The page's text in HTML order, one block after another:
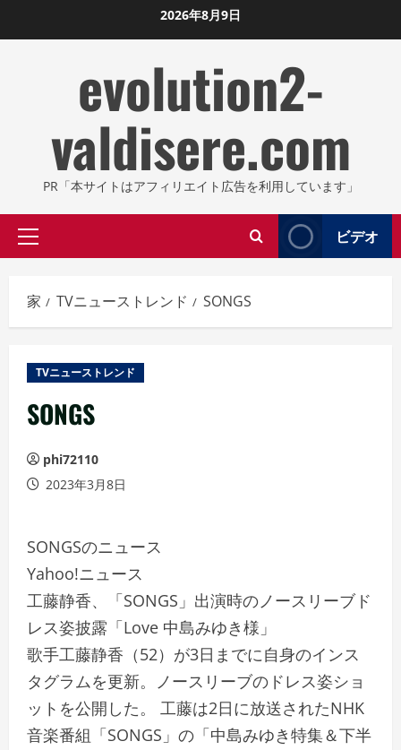
ン
2026年8月9日
evolution2-
valdisere.com
PR「本サイトはアフィリエイト広告を利用しています」
プ
イ
マ
ニ
ュ
ー
ビデオ
家 TVニューストレンド SONGS
TVニューストレンド
SONGS
phi72110
2023年3月8日
SONGSのニュース
Yahoo!ニュース
工藤静香、「SONGS」出演時のノースリーブド
レス姿披露「Love 中島みゆき様」
歌手工藤静香（52）が3日までに自身のインス
タグラムを更新。ノースリーブのドレス姿ショ
ットを公開した。 工藤は2日に放送されたNHK
音楽番組「SONGS」の「中島みゆき特集＆下半